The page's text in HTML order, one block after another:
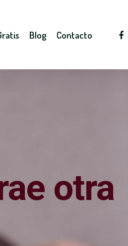
Blog Contacto
otra